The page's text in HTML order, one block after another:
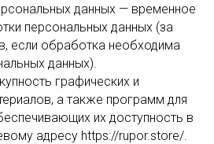
данных — временное
персональных данных (за
если обработка необходима
данных).
графических и
а также программ для
их доступность в
адресу https://rupor.store/.